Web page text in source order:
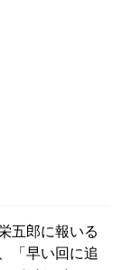
五郎に報いる
「早い回に追